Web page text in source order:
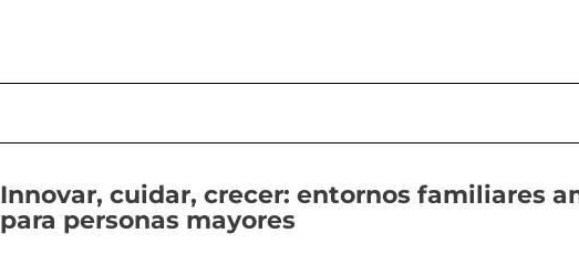
Innovar, cuidar, crecer: entornos familiares
para personas mayores